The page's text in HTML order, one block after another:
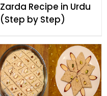
Zarda Recipe in Urdu
(Step by Step)